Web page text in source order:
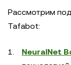
Рассмотрим
Tafabot:
NeuralNet